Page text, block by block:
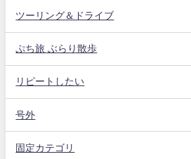
ツーリング＆ドライブ
ぷち旅 ぶらり散歩
リピートしたい
号外
固定カテゴリ